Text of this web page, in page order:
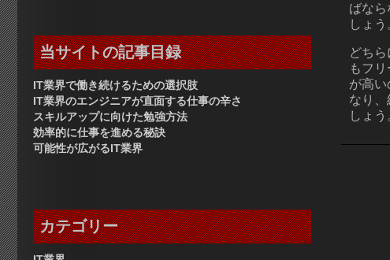
ばな
しょ
どち
もフ
が高
なり
しょう
当サイトの記事目録
IT業界で働き続けるための選択肢
IT業界のエンジニアが直面する仕事の辛さ
スキルアップに向けた勉強方法
効率的に仕事を進める秘訣
可能性が広がるIT業界
カテゴリー